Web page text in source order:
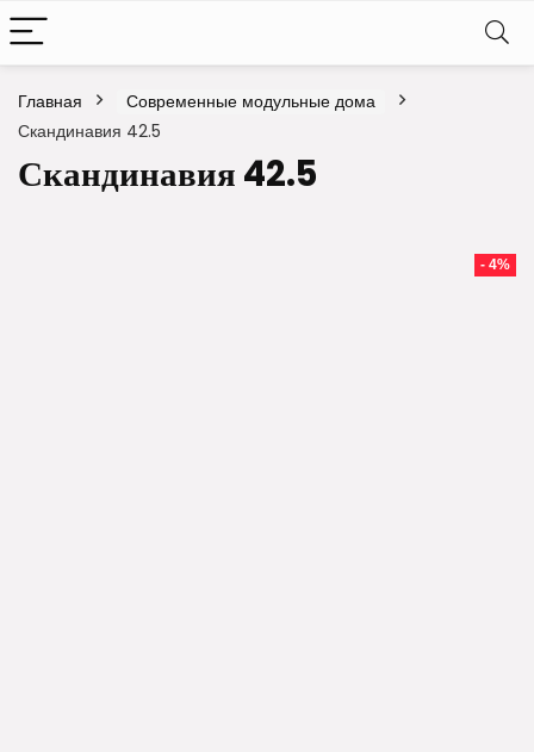
Главная
Современные модульные дома
Скандинавия 42.5
Скандинавия 42.5
- 4%